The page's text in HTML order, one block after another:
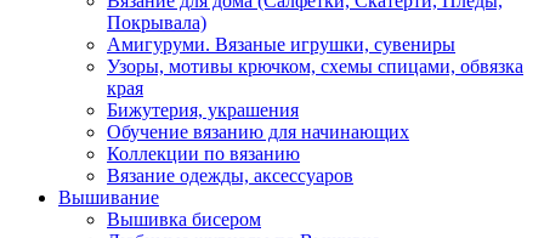
Покрывала)
Амигуруми. Вязаные игрушки, сувениры
Узоры, мотивы крючком, схемы спицами, обвязка
края
Бижутерия, украшения
Обучение вязанию для начинающих
Коллекции по вязанию
Вязание одежды, аксессуаров
Вышивание
Вышивка бисером